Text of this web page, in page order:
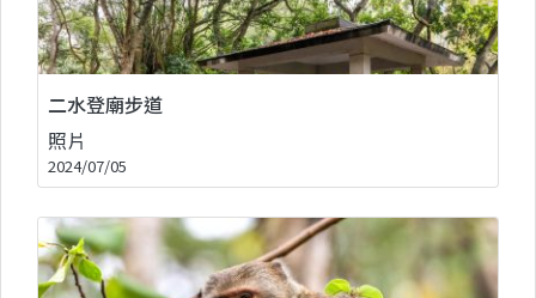
二水登廟步道
照片
2024/07/05